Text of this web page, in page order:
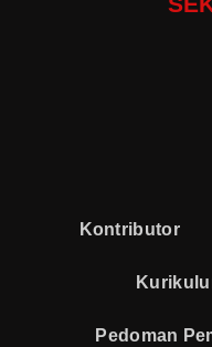
Kontributor
Pedoman